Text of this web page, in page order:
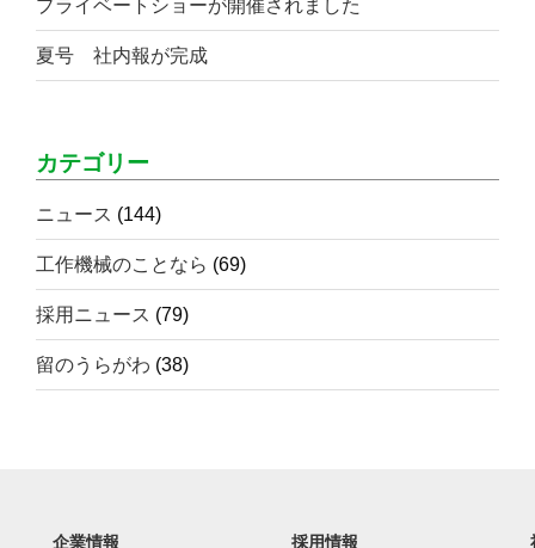
プライベートショーが開催されました
夏号 社内報が完成
カテゴリー
ニュース (144)
工作機械のことなら (69)
採用ニュース (79)
留のうらがわ (38)
企業情報 採用情報